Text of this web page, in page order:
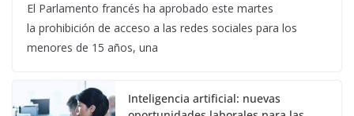
El Parlamento francés ha aprobado este martes
la prohibición de acceso a las redes sociales para los
menores de 15 años, una
Inteligencia artificial: nuevas